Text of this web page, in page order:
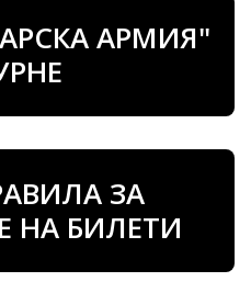
АРМИЯ"
ЗА
НА БИЛЕТИ